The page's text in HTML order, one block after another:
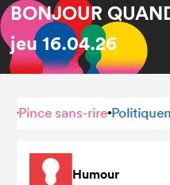
BONJOUR
jeu16.04.26
sans-rire•
Humour